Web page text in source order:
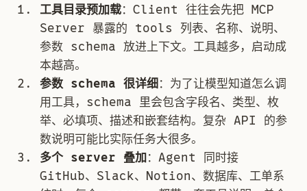
工具目录预加载：Client 往往会先把 MCP
Server 暴露的 tools 列表、名称、说明、
参数 schema 放进上下文。工具越多，启动成
本越高。
参数 schema 很详细：为了让模型知道怎么调
用工具，schema 里会包含字段名、类型、枚
举、必填项、描述和嵌套结构。复杂 API 的参
数说明可能比实际任务大很多。
多个 server 叠加：Agent 同时接
GitHub、Slack、Notion、数据库、工单系